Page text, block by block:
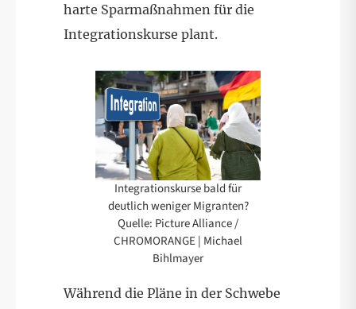
harte Sparmaßnahmen für die
Integrationskurse plant.
Integrationskurse bald für
deutlich weniger Migranten?
Quelle: Picture Alliance /
CHROMORANGE | Michael
Bihlmayer
Während die Pläne in der Schwebe